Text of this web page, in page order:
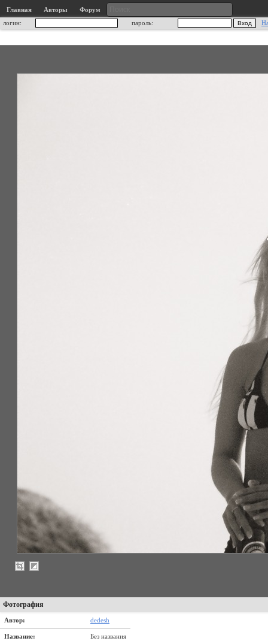
Главная Авторы
Форум
логин:
пароль:
Фотография
Автор: dedesh
Название: Без названия